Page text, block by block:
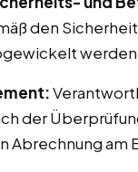
den
der
Abrechnung am